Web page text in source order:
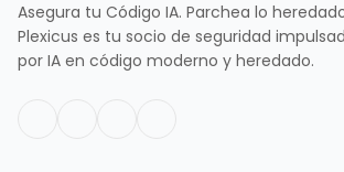
Asegura tu Código IA. Parchea lo
Plexicus es tu socio de seguridad
por IA en código moderno y heredado.